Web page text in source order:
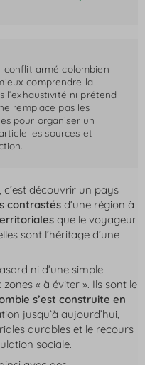
armé colombien
comprendre la
l’exhaustivité ni prétend
remplace pas les
pour organiser un
les sources et
découvrir un pays
contrastés d’une région à
que le voyageur
sont l’héritage d’une
ni d’une simple
« à éviter ». Ils sont le
s’est construite en
jusqu’à aujourd’hui,
durables et le recours
sociale.